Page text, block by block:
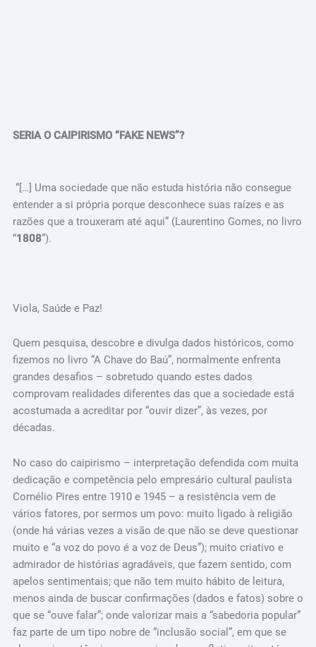
SERIA O CAIPIRISMO “FAKE NEWS”?
“[…] Uma sociedade que não estuda história não consegue
entender a si própria porque desconhece suas raízes e as
razões que a trouxeram até aqui” (Laurentino Gomes, no livro
“1808”).
Viola, Saúde e Paz!
Quem pesquisa, descobre e divulga dados históricos, como
fizemos no livro “A Chave do Baú”, normalmente enfrenta
grandes desafios – sobretudo quando estes dados
comprovam realidades diferentes das que a sociedade está
acostumada a acreditar por “ouvir dizer”, às vezes, por
décadas.
No caso do caipirismo – interpretação defendida com muita
dedicação e competência pelo empresário cultural paulista
Cornélio Pires entre 1910 e 1945 – a resistência vem de
vários fatores, por sermos um povo: muito ligado à religião
(onde há várias vezes a visão de que não se deve questionar
muito e “a voz do povo é a voz de Deus”); muito criativo e
admirador de histórias agradáveis, que fazem sentido, com
apelos sentimentais; que não tem muito hábito de leitura,
menos ainda de buscar confirmações (dados e fatos) sobre o
que se “ouve falar”; onde valorizar mais a “sabedoria popular”
faz parte de um tipo nobre de “inclusão social”, em que se